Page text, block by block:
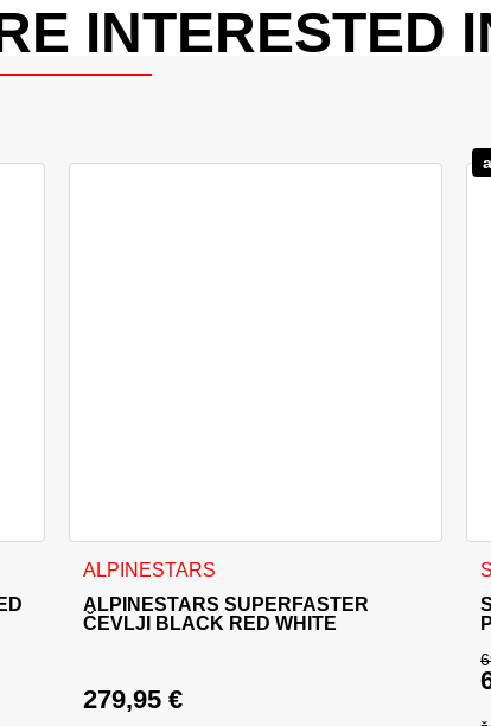
INTERESTED
izberete na strani izdelka
ALPINESTARS
ALPINESTARS SUPERFASTER
ČEVLJI BLACK RED WHITE
279,95 €
Ta izdelek ima več različic. Možnosti lahko